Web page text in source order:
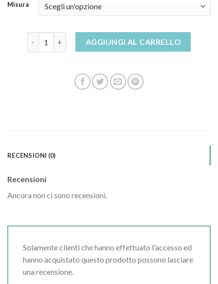
Misura
scarpe ginnastica quantitàAGGIUNGI AL CARRELLO
RECENSIONI (0)
Recensioni
Ancora non ci sono recensioni.
Solamente clienti che hanno effettuato l'accesso ed
hanno acquistato questo prodotto possono lasciare
una recensione.